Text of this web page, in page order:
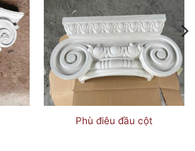
Phù điêu đầu cột